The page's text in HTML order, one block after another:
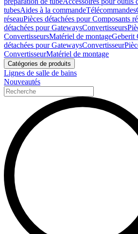
tubesAides à la commandeTélécommandes
réseauPièces détachées pour Composants
détachées pour GatewaysConvertisseurs
ConvertisseursMatériel de montageGeberit
détachées pour GatewaysConvertisseur
ConvertisseurMatériel de montage
Catégories de produits
Lignes de salle de bains
Nouveautés